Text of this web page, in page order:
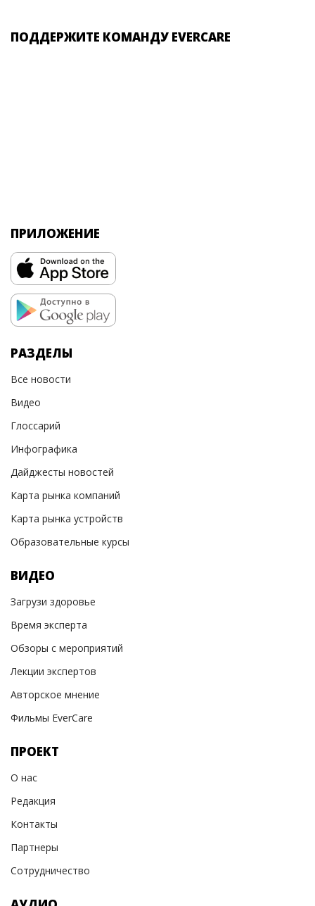
ПОДДЕРЖИТЕ КОМАНДУ EVERCARE
ПРИЛОЖЕНИЕ
РАЗДЕЛЫ
Все новости
Видео
Глоссарий
Инфографика
Дайджесты новостей
Карта рынка компаний
Карта рынка устройств
Образовательные курсы
ВИДЕО
Загрузи здоровье
Время эксперта
Обзоры с мероприятий
Лекции экспертов
Авторское мнение
Фильмы EverCare
ПРОЕКТ
О нас
Редакция
Контакты
Партнеры
Сотрудничество